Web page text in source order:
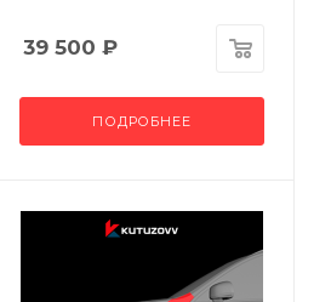
39 500 ₽
ПОДРОБНЕЕ